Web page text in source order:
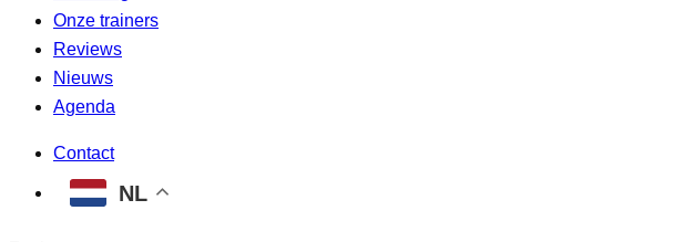
Onze trainers
Reviews
Nieuws
Agenda
Contact
NL